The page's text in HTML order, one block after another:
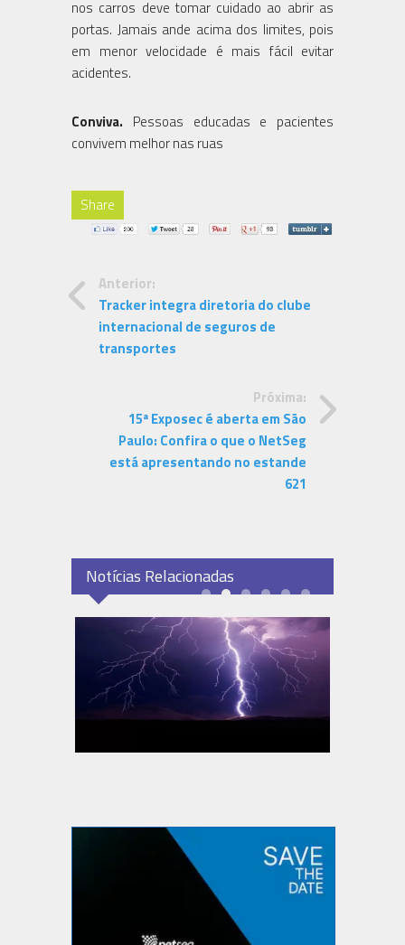
nos carros deve tomar cuidado ao abrir as
portas. Jamais ande acima dos limites, pois
em menor velocidade é mais fácil evitar
acidentes.
Conviva. Pessoas educadas e pacientes
convivem melhor nas ruas
Share
Anterior:
Tracker integra diretoria do clube
internacional de seguros de
transportes
Próxima:
15ª Exposec é aberta em São
Paulo: Confira o que o NetSeg
está apresentando no estande
621
Notícias Relacionadas